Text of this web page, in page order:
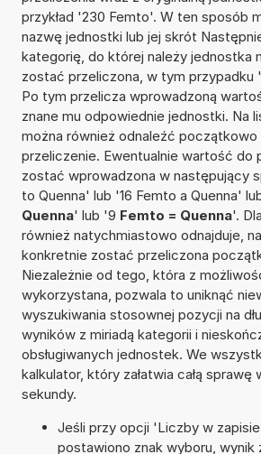
przykład '230 Femto'. W ten sposób
nazwę jednostki lub jej skrót
kategorię, do której należy jednostka
zostać przeliczona, w tym przypadku
Po tym przelicza wprowadzoną
znane mu odpowiednie jednostki. Na
można również odnaleźć początkowo
przeliczenie. Ewentualnie wartość do
zostać wprowadzona w następujący
to Quenna' lub '16 Femto a Quenna'
Quenna' lub '9 Femto = Quenna'.
również natychmiastowo odnajduje,
konkretnie zostać przeliczona
Niezależnie od tego, która z
wykorzystana, pozwala to uniknąć
wyszukiwania stosownej pozycji na
wyników z miriadą kategorii i
obsługiwanych jednostek. We
kalkulator, który załatwia całą sprawę
sekundy.
Jeśli przy opcji 'Liczby w
postawiono znak wyboru, wynik